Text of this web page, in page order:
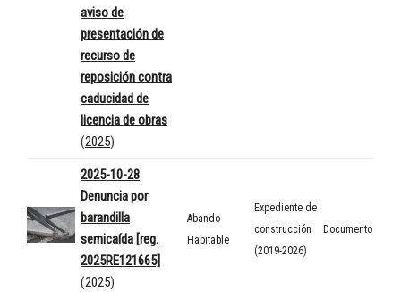
aviso de
presentación de
recurso de
reposición contra
caducidad de
licencia de obras
(2025)
2025-10-28
Denuncia por
barandilla
semicaída [reg.
2025RE121665]
(2025)
Abando
Habitable
Expediente de
construcción
(2019-2026)
Documento